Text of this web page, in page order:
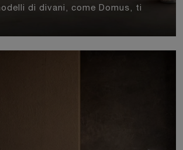
di divani, come Domus, ti